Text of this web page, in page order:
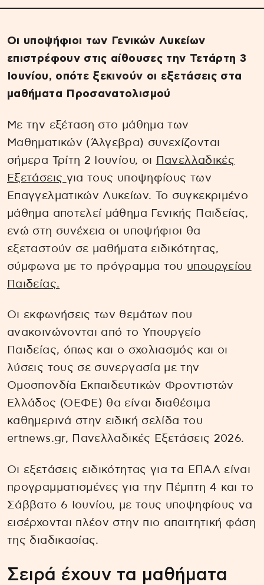
Οι υποψήφιοι των Γενικών Λυκείων
επιστρέφουν στις αίθουσες την Τετάρτη 3
Ιουνίου, οπότε ξεκινούν οι εξετάσεις στα
μαθήματα Προσανατολισμού
Με την εξέταση στο μάθημα των
Μαθηματικών (Άλγεβρα) συνεχίζονται
σήμερα Τρίτη 2 Ιουνίου, οι Πανελλαδικές
Εξετάσεις για τους υποψηφίους των
Επαγγελματικών Λυκείων. Το συγκεκριμένο
μάθημα αποτελεί μάθημα Γενικής Παιδείας,
ενώ στη συνέχεια οι υποψήφιοι θα
εξεταστούν σε μαθήματα ειδικότητας,
σύμφωνα με το πρόγραμμα του υπουργείου
Παιδείας.
Οι εκφωνήσεις των θεμάτων που
ανακοινώνονται από το Υπουργείο
Παιδείας, όπως και ο σχολιασμός και οι
λύσεις τους σε συνεργασία με την
Ομοσπονδία Εκπαιδευτικών Φροντιστών
Ελλάδος (ΟΕΦΕ) θα είναι διαθέσιμα
καθημερινά στην ειδική σελίδα του
ertnews.gr, Πανελλαδικές Εξετάσεις 2026.
Οι εξετάσεις ειδικότητας για τα ΕΠΑΛ είναι
προγραμματισμένες για την Πέμπτη 4 και το
Σάββατο 6 Ιουνίου, με τους υποψηφίους να
εισέρχονται πλέον στην πιο απαιτητική φάση
της διαδικασίας.
Σειρά έχουν τα μαθήματα